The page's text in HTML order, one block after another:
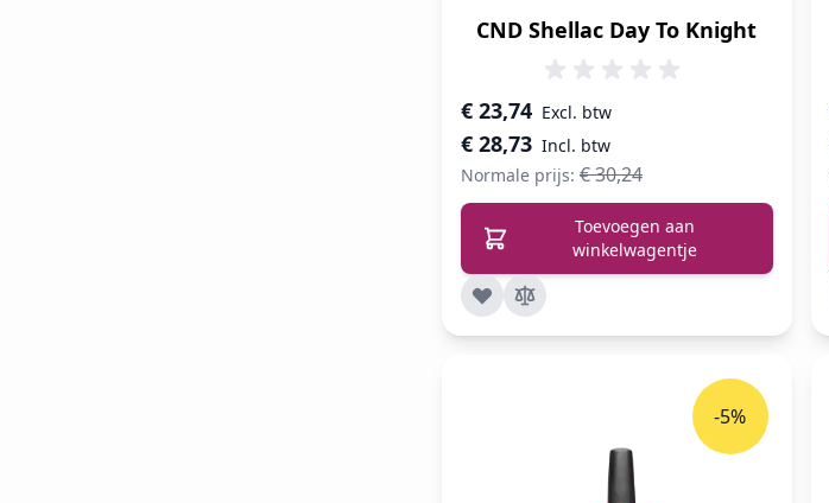
CND Shellac Day To Knight
Speciale prijs
€ 28,73
€ 23,74
Normale prijs: € 30,24
Toevoegen aan
winkelwagentje
-5%